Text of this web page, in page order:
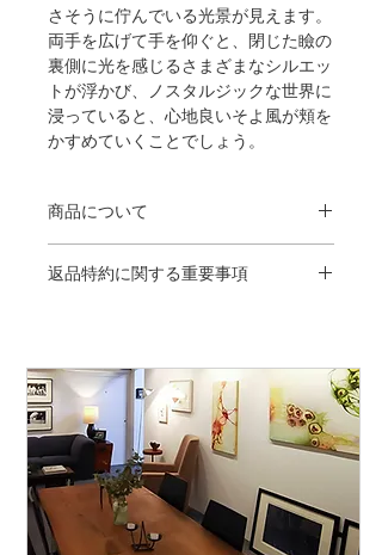
さそうに佇んでいる光景が見えます。
両手を広げて手を仰ぐと、閉じた瞼の
裏側に光を感じるさまざまなシルエッ
トが浮かび、ノスタルジックな世界に
浸っていると、心地良いそよ風が頬を
かすめていくことでしょう。
商品について
チュラル）透明アクリル使用／フレー
／※商品の色は、ご覧いただいている
ディスプレイの状態により、実物と多
少の違いが生じることがございますの
でご了承ください。
返品特約に関する重要事項
◎発送手違いに関して、送料着払いに
て弊社にお送り下さい。（到着日にご
連絡下さい）
◎商品が不良品の場合、送料着払いに
て弊社にお送り下さい。（到着日にご
連絡下さい）返品商品を確認後、交換
もしくは返金の手続きを取らせて頂き